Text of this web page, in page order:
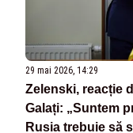
29 mai 2026, 14:29
Zelenski, reacție
Galați: „Suntem
Rusia trebuie să